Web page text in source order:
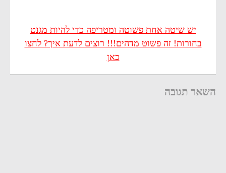
יש שיטה אחת פשוטה ומטריפה כדי להיות מגנט
בחורות! זה פשוט מדהים!!! רוצים לדעת איך? לחצו
כאן
השאר תגובה